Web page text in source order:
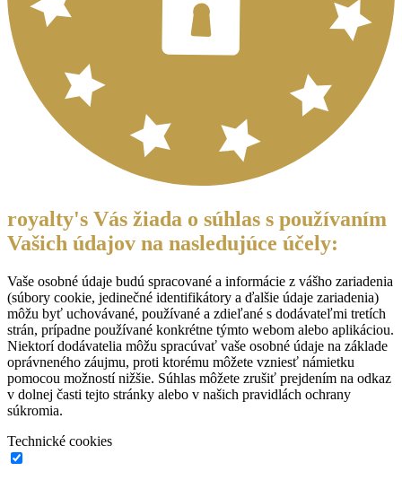
royalty's Vás žiada o súhlas s používaním
Vašich údajov na nasledujúce účely:
Vaše osobné údaje budú spracované a informácie z vášho zariadenia
(súbory cookie, jedinečné identifikátory a ďalšie údaje zariadenia)
môžu byť uchovávané, používané a zdieľané s dodávateľmi tretích
strán, prípadne používané konkrétne týmto webom alebo aplikáciou.
Niektorí dodávatelia môžu spracúvať vaše osobné údaje na základe
oprávneného záujmu, proti ktorému môžete vzniesť námietku
pomocou možností nižšie. Súhlas môžete zrušiť prejdením na odkaz
v dolnej časti tejto stránky alebo v našich pravidlách ochrany
súkromia.
Technické cookies